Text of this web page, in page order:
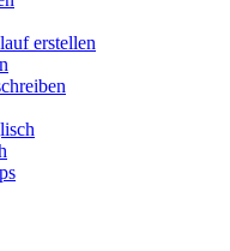
erstellen